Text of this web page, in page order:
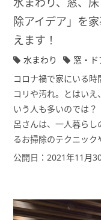
除アイデア」を
えます！
水まわり 窓・ド
コロナ禍で家にいる
コリや汚れ。とはい
いう人も多いのでは
呂さんは、一人暮ら
るお掃除のテクニック
そんな家事えもんに、
公開日：2021年11月